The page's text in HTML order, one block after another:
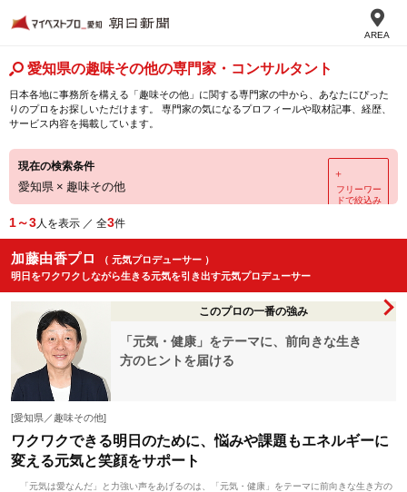
AREA
愛知県の趣味その他の専門家・コンサルタント
日本各地に事務所を構える「趣味その他」に関する専門家の中から、あなたにぴった
りのプロをお探しいただけます。 専門家の気になるプロフィールや取材記事、経歴、
サービス内容を掲載しています。
現在の検索条件
愛知県 × 趣味その他
＋
フリーワー
ドで絞込み
1～3人を表示 ／ 全3件
加藤由香プロ
（ 元気プロデューサー ）
明日をワクワクしながら生きる元気を引き出す元気プロデューサー
このプロの一番の強み
「元気・健康」をテーマに、前向きな生き
方のヒントを届ける
[愛知県／趣味その他]
ワクワクできる明日のために、悩みや課題もエネルギーに
変える元気と笑顔をサポート
「元気は愛なんだ」と力強い声をあげるのは、「元気・健康」をテーマに前向きな生き方の